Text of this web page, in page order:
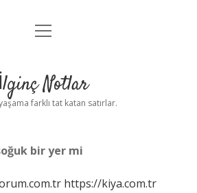
Anasayfa
Yasal Uyarı
menüyü
İlginç Notlar
farklı tat katan satırlar.
bir yer mi
https://kiya.com.tr